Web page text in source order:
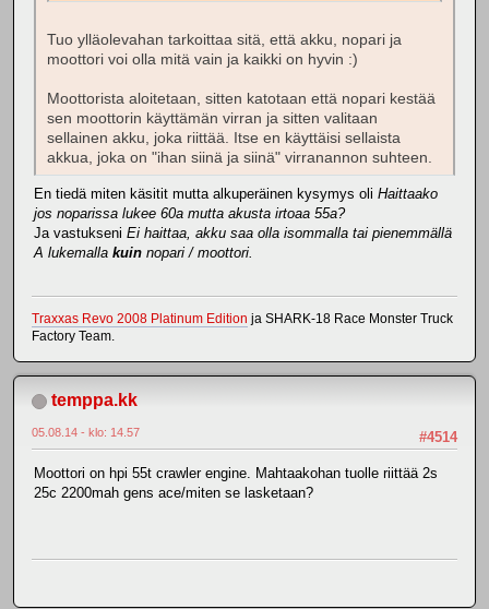
Tuo ylläolevahan tarkoittaa sitä, että akku, nopari ja
moottori voi olla mitä vain ja kaikki on hyvin :)
Moottorista aloitetaan, sitten katotaan että nopari kestää
sen moottorin käyttämän virran ja sitten valitaan
sellainen akku, joka riittää. Itse en käyttäisi sellaista
akkua, joka on "ihan siinä ja siinä" virranannon suhteen.
En tiedä miten käsitit mutta alkuperäinen kysymys oli Haittaako
jos noparissa lukee 60a mutta akusta irtoaa 55a?
Ja vastukseni Ei haittaa, akku saa olla isommalla tai pienemmällä
A lukemalla kuin nopari / moottori.
Traxxas Revo 2008 Platinum Edition ja SHARK-18 Race Monster Truck
Factory Team.
temppa.kk
#4514
05.08.14 - klo: 14.57
Moottori on hpi 55t crawler engine. Mahtaakohan tuolle riittää 2s
25c 2200mah gens ace/miten se lasketaan?